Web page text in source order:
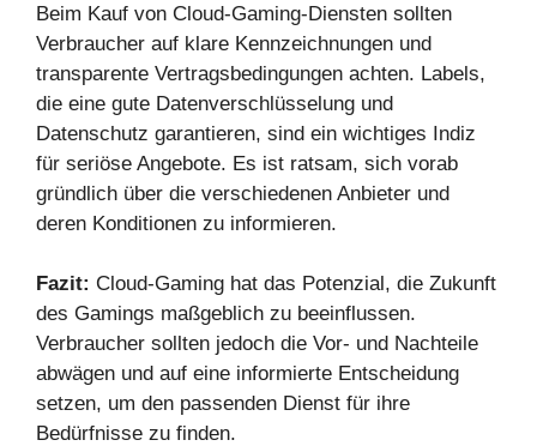
Beim Kauf von Cloud-Gaming-Diensten sollten
Verbraucher auf klare Kennzeichnungen und
transparente Vertragsbedingungen achten. Labels,
die eine gute Datenverschlüsselung und
Datenschutz garantieren, sind ein wichtiges Indiz
für seriöse Angebote. Es ist ratsam, sich vorab
gründlich über die verschiedenen Anbieter und
deren Konditionen zu informieren.
Fazit: Cloud-Gaming hat das Potenzial, die Zukunft
des Gamings maßgeblich zu beeinflussen.
Verbraucher sollten jedoch die Vor- und Nachteile
abwägen und auf eine informierte Entscheidung
setzen, um den passenden Dienst für ihre
Bedürfnisse zu finden.